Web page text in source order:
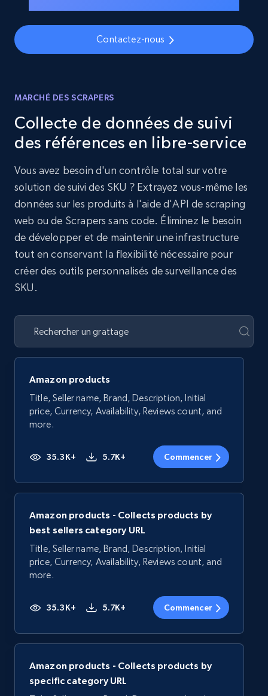
Contactez-nous
MARCHÉ DES SCRAPERS
Collecte de données de suivi
des références en libre-service
Vous avez besoin d'un contrôle total sur votre
solution de suivi des SKU ? Extrayez vous-même les
données sur les produits à l'aide d'API de scraping
web ou de Scrapers sans code. Éliminez le besoin
de développer et de maintenir une infrastructure
tout en conservant la flexibilité nécessaire pour
créer des outils personnalisés de surveillance des
SKU.
Amazon products
Title, Seller name, Brand, Description, Initial
price, Currency, Availability, Reviews count, and
more.
35.3K+ 5.7K+ Commencer
Amazon products - Collects products by
best sellers category URL
Title, Seller name, Brand, Description, Initial
price, Currency, Availability, Reviews count, and
more.
35.3K+ 5.7K+ Commencer
Amazon products - Collects products by
specific category URL